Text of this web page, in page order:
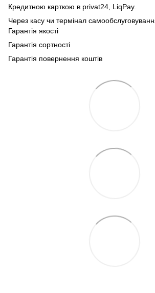
Кредитною карткою в privat24, LiqPay.
Через касу чи термінал
Гарантія якості
Гарантія сортності
Гарантія повернення коштів